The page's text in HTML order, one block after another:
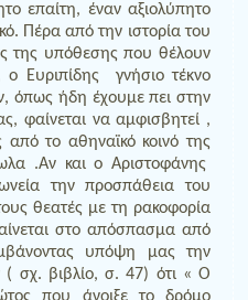
επαίτη, έναν αξιολύπητο
Πέρα από την ιστορία του
της υπόθεσης που θέλουν
Ευριπίδης γνήσιο τέκνο
όπως ήδη έχουμε πει στην
φαίνεται να αμφισβητεί ,
το αθηναϊκό κοινό της
.Αν και ο Αριστοφάνης
την προσπάθεια του
θεατές με τη ρακοφορία
στο απόσπασμα από
υπόψη μας την
σχ. βιβλίο, σ. 47) ότι « Ο